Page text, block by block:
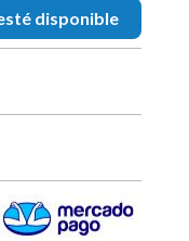
disponible